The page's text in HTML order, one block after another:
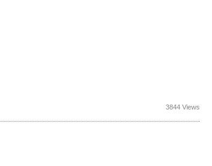
3844 Views